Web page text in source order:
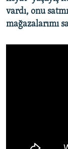
vardı, onu
mağazalarımı